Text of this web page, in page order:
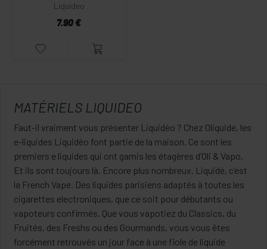
Liquideo
7.90 €
MATÉRIELS LIQUIDEO
Faut-il vraiment vous présenter Liquidéo ? Chez Oliquide, les
e-liquides Liquidéo font partie de la maison. Ce sont les
premiers e liquides qui ont garnis les étagères d’Oli & Vapo.
Et ils sont toujours là. Encore plus nombreux. Liquidé, c’est
la French Vape. Des liquides parisiens adaptés à toutes les
cigarettes electroniques, que ce soit pour débutants ou
vapoteurs confirmés. Que vous vapotiez du Classics, du
Fruités, des Freshs ou des Gourmands, vous vous êtes
forcément retrouvés un jour face à une fiole de liquide